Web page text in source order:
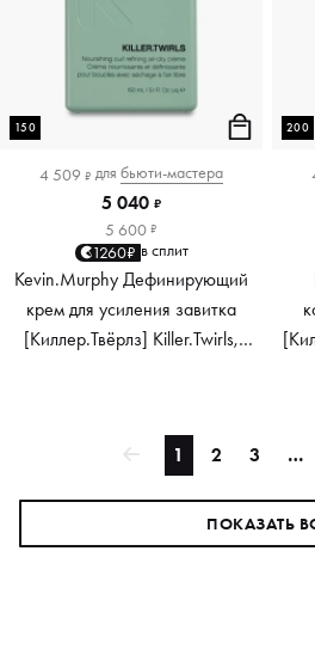
150
4 509 ₽ для бьюти-мастера
5 040 ₽
5 600 ₽
1260₽ в сплит
Kevin.Murphy Дефинирующий
крем для усиления завитка
[Киллер.Твёрлз] Killer.Twirls,
200
1 2 3 …
ПОКАЗАТЬ